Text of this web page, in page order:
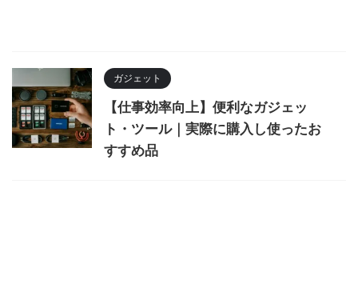
ガジェット
【仕事効率向上】便利なガジェッ
ト・ツール｜実際に購入し使ったお
すすめ品